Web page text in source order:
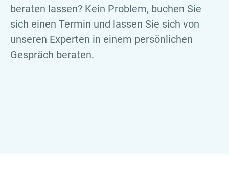
beraten lassen? Kein Problem, buchen Sie
sich einen Termin und lassen Sie sich von
unseren Experten in einem persönlichen
Gespräch beraten.